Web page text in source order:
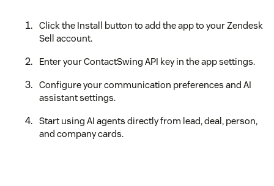
Click the Install button to add the app to your Zendesk
Sell account.
Enter your ContactSwing API key in the app settings.
Configure your communication preferences and AI
assistant settings.
Start using AI agents directly from lead, deal, person,
and company cards.